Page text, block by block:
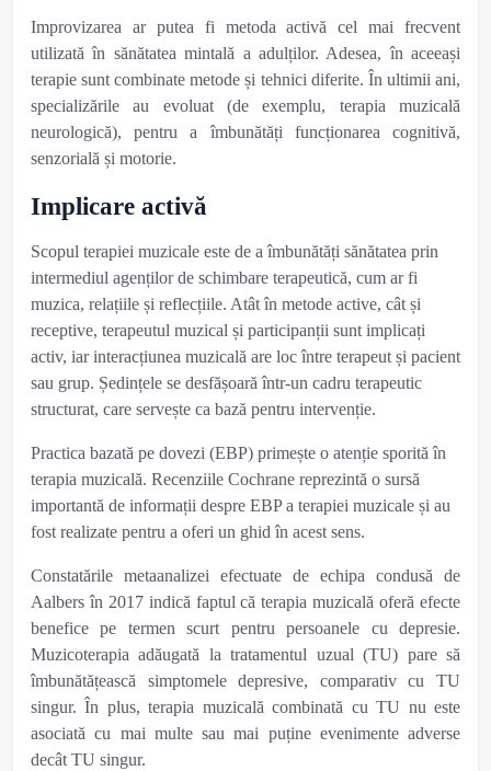
Improvizarea ar putea fi metoda activă cel mai frecvent
utilizată în sănătatea mintală a adulților. Adesea, în aceeași
terapie sunt combinate metode și tehnici diferite. În ultimii ani,
specializările au evoluat (de exemplu, terapia muzicală
neurologică), pentru a îmbunătăți funcționarea cognitivă,
senzorială și motorie.
Implicare activă
Scopul terapiei muzicale este de a îmbunătăți sănătatea prin
intermediul agenților de schimbare terapeutică, cum ar fi
muzica, relațiile și reflecțiile. Atât în metode active, cât și
receptive, terapeutul muzical și participanții sunt implicați
activ, iar interacțiunea muzicală are loc între terapeut și pacient
sau grup. Ședințele se desfășoară într-un cadru terapeutic
structurat, care servește ca bază pentru intervenție.
Practica bazată pe dovezi (EBP) primește o atenție sporită în
terapia muzicală. Recenziile Cochrane reprezintă o sursă
importantă de informații despre EBP a terapiei muzicale și au
fost realizate pentru a oferi un ghidîn acest sens.
Constatările metaanalizei efectuate de echipa condusă de
Aalbers în 2017 indică faptul că terapia muzicală oferă efecte
benefice pe termen scurt pentru persoanele cu depresie.
Muzicoterapia adăugată la tratamentul uzual (TU) pare să
îmbunătățească simptomele depresive, comparativ cu TU
singur. În plus, terapia muzicală combinată cu TU nu este
asociată cu mai multe sau mai puține evenimente adverse
decât TU singur.